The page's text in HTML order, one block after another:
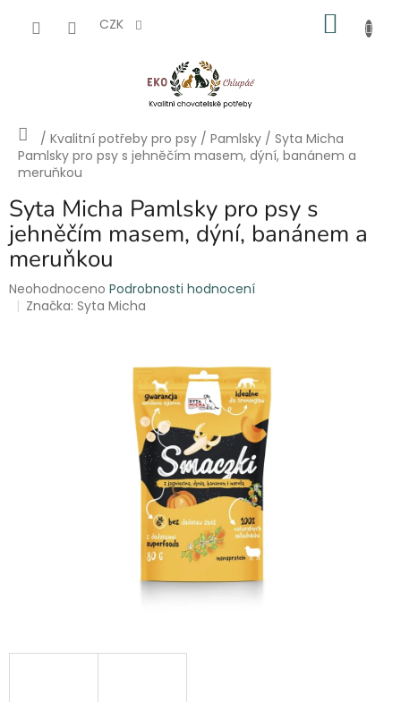
CZK
Domů
/ Kvalitní potřeby pro psy / Pamlsky / Syta Micha
Pamlsky pro psy s jehněčím masem, dýní, banánem a
meruňkou
Syta Micha Pamlsky pro psy s
jehněčím masem, dýní, banánem a
meruňkou
Průměrné
hodnocení
Neohodnoceno Podrobnosti hodnocení
Značka:Syta Micha